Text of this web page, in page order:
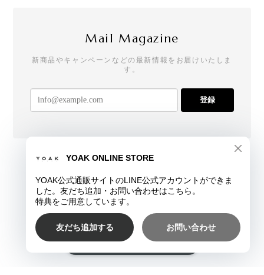
Mail Magazine
新商品やキャンペーンなどの最新情報をお届けいたしま
す。
登録
プライバシーポリシー 特定商取引法に基づく表記
ショップに質問する